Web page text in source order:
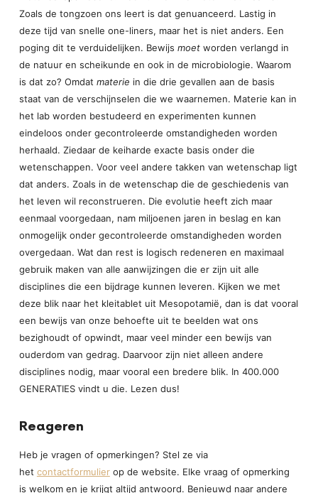
Zoals de tongzoen ons leert is dat genuanceerd. Lastig in
deze tijd van snelle one-liners, maar het is niet anders. Een
poging dit te verduidelijken. Bewijs moetworden verlangd in
de natuur en scheikunde en ook in de microbiologie. Waarom
is dat zo? Omdat materie in die drie gevallen aan de basis
staat van de verschijnselen die we waarnemen. Materie kan in
het lab worden bestudeerd en experimenten kunnen
eindeloos onder gecontroleerde omstandigheden worden
herhaald. Ziedaar de keiharde exacte basis onder die
wetenschappen. Voor veel andere takken van wetenschap ligt
dat anders. Zoals in de wetenschap die de geschiedenis van
het leven wil reconstrueren. Die evolutie heeft zich maar
eenmaal voorgedaan, nam miljoenen jaren in beslag en kan
onmogelijk onder gecontroleerde omstandigheden worden
overgedaan. Wat dan rest is logisch redeneren en maximaal
gebruik maken van alle aanwijzingen die er zijn uit alle
disciplines die een bijdrage kunnen leveren. Kijken we met
deze blik naar het kleitablet uit Mesopotamië, dan is dat vooral
een bewijs van onze behoefte uit te beelden wat ons
bezighoudt of opwindt, maar veel minder een bewijs van
ouderdom van gedrag. Daarvoor zijn niet alleen andere
disciplines nodig, maar vooral een bredere blik. In 400.000
GENERATIES vindt u die. Lezen dus!
Reageren
Heb je vragen of opmerkingen? Stel ze via
het contactformulierop de website. Elke vraag of opmerking
is welkom en je krijgt altijd antwoord. Benieuwd naar andere